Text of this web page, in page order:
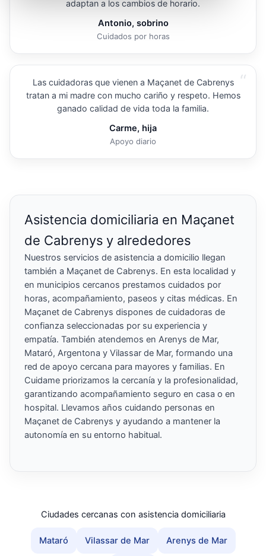
adaptan a los cambios de horario.
Antonio, sobrino
Cuidados por horas
“
Las cuidadoras que vienen a Maçanet de Cabrenys
tratan a mi madre con mucho cariño y respeto. Hemos
ganado calidad de vida toda la familia.
Carme, hija
Apoyo diario
Asistencia domiciliaria en Maçanet
de Cabrenys y alrededores
Nuestros servicios de asistencia a domicilio llegan
también a Maçanet de Cabrenys. En esta localidad y
en municipios cercanos prestamos cuidados por
horas, acompañamiento, paseos y citas médicas. En
Maçanet de Cabrenys dispones de cuidadoras de
confianza seleccionadas por su experiencia y
empatía. También atendemos en Arenys de Mar,
Mataró, Argentona y Vilassar de Mar, formando una
red de apoyo cercana para mayores y familias. En
Cuidame priorizamos la cercanía y la profesionalidad,
garantizando acompañamiento seguro en casa o en
hospital. Llevamos años cuidando personas en
Maçanet de Cabrenys y ayudando a mantener la
autonomía en su entorno habitual.
Ciudades cercanas con asistencia domiciliaria
Mataró Vilassar de Mar Arenys de Mar